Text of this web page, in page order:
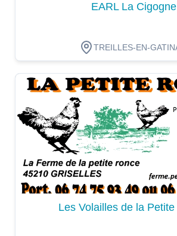
EARL La Cigogne
TREILLES-EN-
Dégustation
Les Volailles de la